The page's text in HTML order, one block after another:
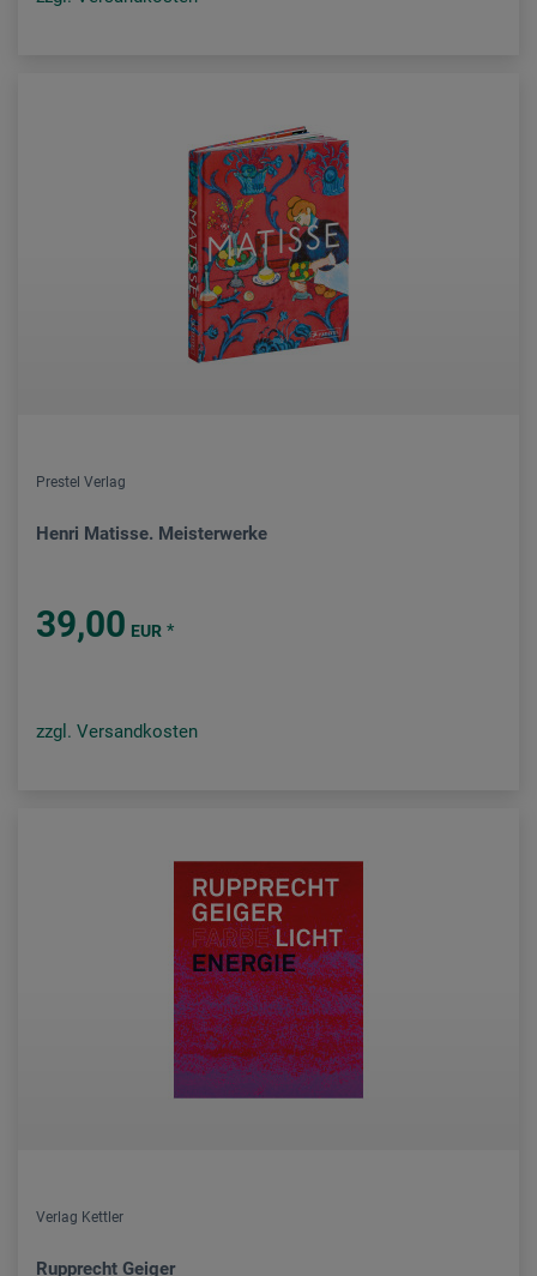
Prestel Verlag
Henri Matisse. Meisterwerke
39,00 EUR *
zzgl. Versandkosten
Verlag Kettler
Rupprecht Geiger